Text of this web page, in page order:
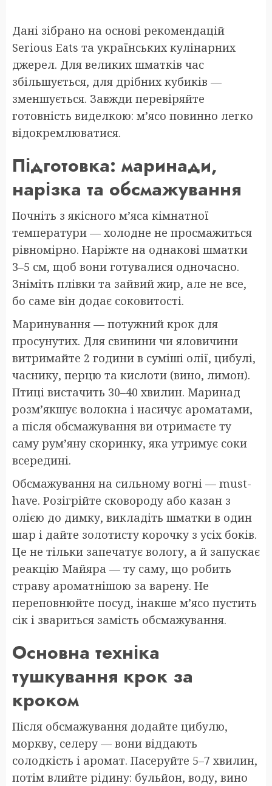
Дані зібрано на основі рекомендацій
Serious Eats та українських кулінарних
джерел. Для великих шматків час
збільшується, для дрібних кубиків —
зменшується. Завжди перевіряйте
готовність виделкою: м’ясо повинно легко
відокремлюватися.
Підготовка: маринади,
нарізка та обсмажування
Почніть з якісного м’яса кімнатної
температури — холодне не просмажиться
рівномірно. Наріжте на однакові шматки
3–5 см, щоб вони готувалися одночасно.
Зніміть плівки та зайвий жир, але не все,
бо саме він додає соковитості.
Маринування — потужний крок для
просунутих. Для свинини чи яловичини
витримайте 2 години в суміші олії, цибулі,
часнику, перцю та кислоти (вино, лимон).
Птиці вистачить 30–40 хвилин. Маринад
розм’якшує волокна і насичує ароматами,
а після обсмажування ви отримаєте ту
саму рум’яну скоринку, яка утримує соки
всередині.
Обсмажування на сильному вогні — must-
have. Розігрійте сковороду або казан з
олією до димку, викладіть шматки в один
шар і дайте золотисту корочку з усіх боків.
Це не тільки запечатує вологу, а й запускає
реакцію Майяра — ту саму, що робить
страву ароматнішою за варену. Не
переповнюйте посуд, інакше м’ясо пустить
сік і звариться замість обсмажування.
Основна техніка
тушкування крок за
кроком
Після обсмажування додайте цибулю,
моркву, селеру — вони віддають
солодкість і аромат. Пасеруйте 5–7 хвилин,
потім влийте рідину: бульйон, воду, вино